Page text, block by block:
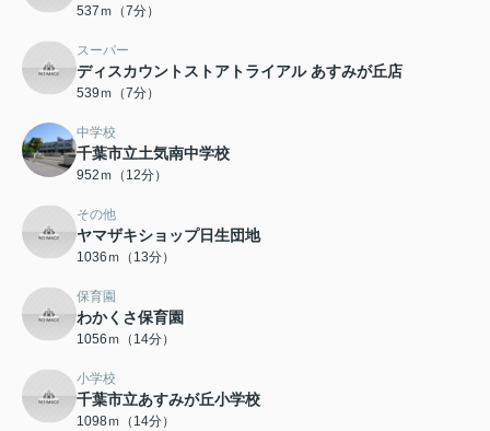
537ｍ（7分）
スーパー
ディスカウントストアトライアル あすみが丘店
539ｍ（7分）
中学校
千葉市立土気南中学校
952ｍ（12分）
その他
ヤマザキショップ日生団地
1036ｍ（13分）
保育園
わかくさ保育園
1056ｍ（14分）
小学校
千葉市立あすみが丘小学校
1098ｍ（14分）